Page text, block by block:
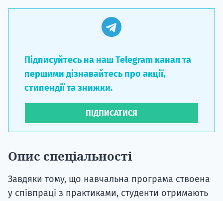
Підписуйтесь на наш Telegram канал та
першими дізнавайтесь про акції,
стипендії та знижки.
ПІДПИСАТИСЯ
Опис спеціальності
Завдяки тому, що навчальна програма ствоена
у співпраці з практиками, студенти отримають